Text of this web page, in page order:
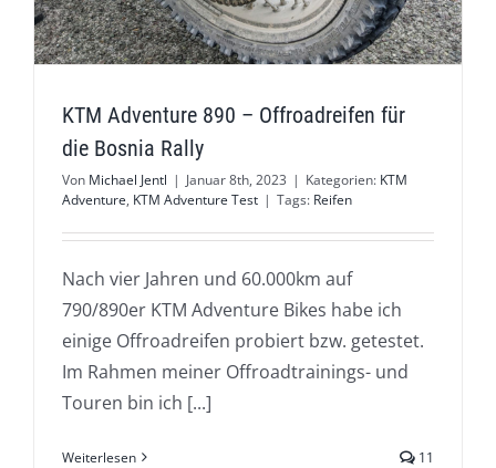
KTM Adventure 890 – Offroadreifen für
die Bosnia Rally
Von Michael Jentl | Januar 8th, 2023 | Kategorien: KTM
Adventure, KTM Adventure Test | Tags: Reifen
Nach vier Jahren und 60.000km auf
790/890er KTM Adventure Bikes habe ich
einige Offroadreifen probiert bzw. getestet.
Im Rahmen meiner Offroadtrainings- und
Touren bin ich [...]
Weiterlesen 11